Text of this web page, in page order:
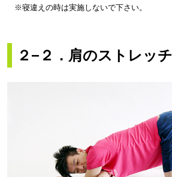
※寝違えの時は実施しないで下さい。
２−２．肩のストレッチ